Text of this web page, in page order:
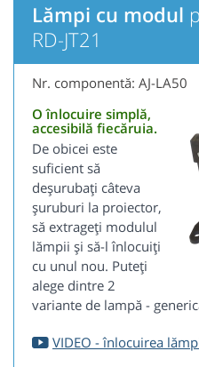
Lămpi cu modul
RD-JT21
Nr. componentă: AJ-LA50
O înlocuire simplă,
accesibilă fiecăruia.
De obicei este
suficient să
deșurubați câteva
șuruburi la proiector,
să extrageți modulul
lămpii și să-l înlocuiți
cu unul nou. Puteți
alege dintre 2
variante de lampă -
VIDEO - înlocuirea